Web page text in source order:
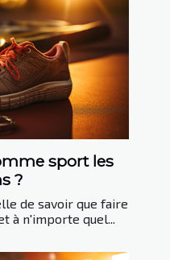
sport les
?
de savoir que faire
à n'importe quel...